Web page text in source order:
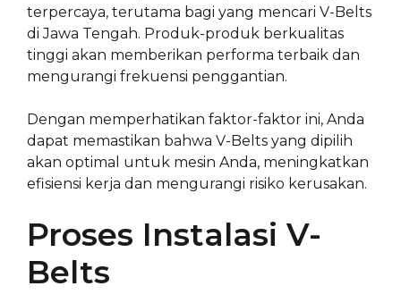
terpercaya, terutama bagi yang mencari V-Belts
di Jawa Tengah. Produk-produk berkualitas
tinggi akan memberikan performa terbaik dan
mengurangi frekuensi penggantian.
Dengan memperhatikan faktor-faktor ini, Anda
dapat memastikan bahwa V-Belts yang dipilih
akan optimal untuk mesin Anda, meningkatkan
efisiensi kerja dan mengurangi risiko kerusakan.
Proses Instalasi V-
Belts